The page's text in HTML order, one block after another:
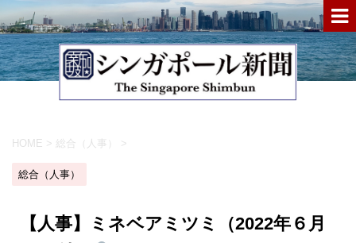
HOME > 総合（人事） >
総合（人事）
【人事】ミネベアミツミ（2022年６月